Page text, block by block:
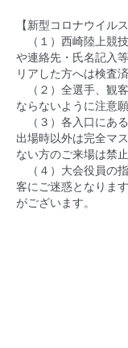
【新型コロナウイル
（１）西崎陸上競
や連絡先・氏名記入
リアした方へは検査
（２）全選手、観
ならないように注意願
（３）各入口にあ
出場時以外は完全マ
ない方のご来場は禁
（４）大会役員の
客にご迷惑となりま
がございます。